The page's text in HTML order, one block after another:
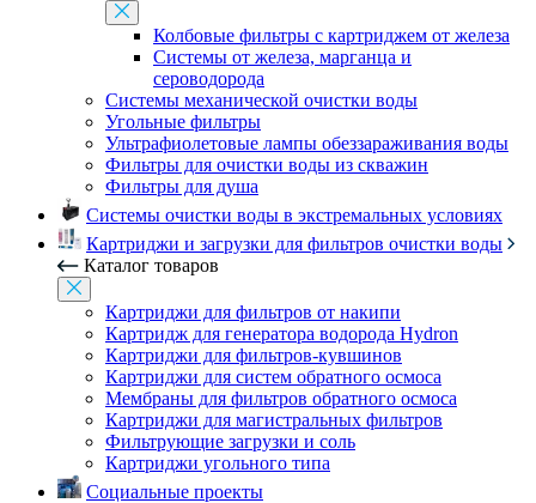
Колбовые фильтры с картриджем от железа
Системы от железа, марганца и
сероводорода
Системы механической очистки воды
Угольные фильтры
Ультрафиолетовые лампы обеззараживания воды
Фильтры для очистки воды из скважин
Фильтры для душа
Системы очистки воды в экстремальных условиях
Картриджи и загрузки для фильтров очистки воды
Каталог товаров
Картриджи для фильтров от накипи
Картридж для генератора водорода Hydron
Картриджи для фильтров-кувшинов
Картриджи для систем обратного осмоса
Мембраны для фильтров обратного осмоса
Картриджи для магистральных фильтров
Фильтрующие загрузки и соль
Картриджи угольного типа
Социальные проекты